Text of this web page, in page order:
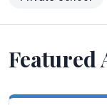
Featured